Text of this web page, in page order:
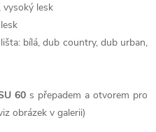
vysoký lesk
bílá, dub country, dub urban,
60 s přepadem a otvorem pro
obrázek v galerii)